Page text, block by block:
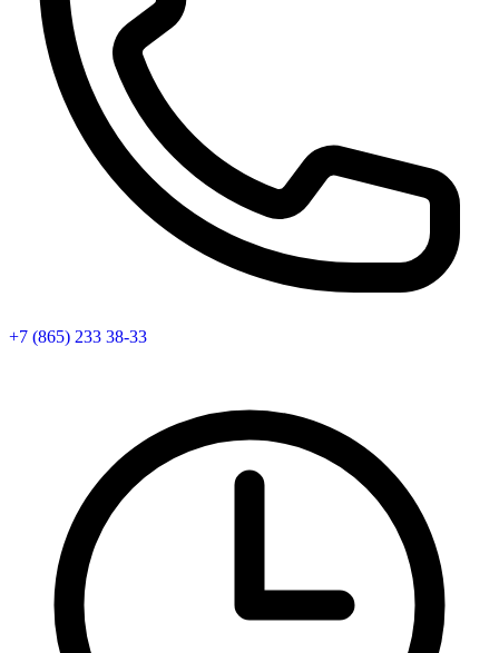
+7 (865) 233 38-33